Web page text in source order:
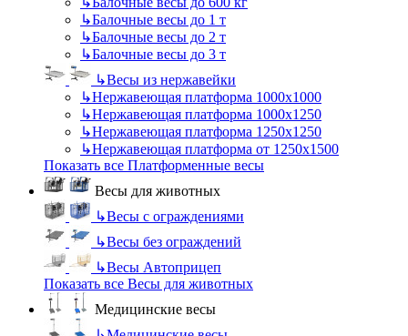
↳Балочные весы до 1 т
↳Балочные весы до 2 т
↳Балочные весы до 3 т
↳Весы из нержавейки
↳Нержавеющая платформа 1000х1000
↳Нержавеющая платформа 1000х1250
↳Нержавеющая платформа 1250х1250
↳Нержавеющая платформа от 1250х1500
Показать все Платформенные весы
Весы для животных
↳Весы с ограждениями
↳Весы без ограждений
↳Весы Автоприцеп
Показать все Весы для животных
Медицинские весы